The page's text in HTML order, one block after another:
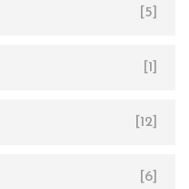
[5]
[1]
[12]
[6]